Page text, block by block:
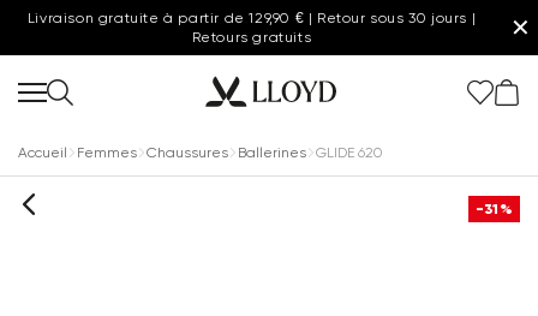
Livraison gratuite à partir de 129,90 € | Retour sous 30 jours |
Retours gratuits
✕
Accueil Femmes Chaussures Ballerines GLIDE 620
-31%